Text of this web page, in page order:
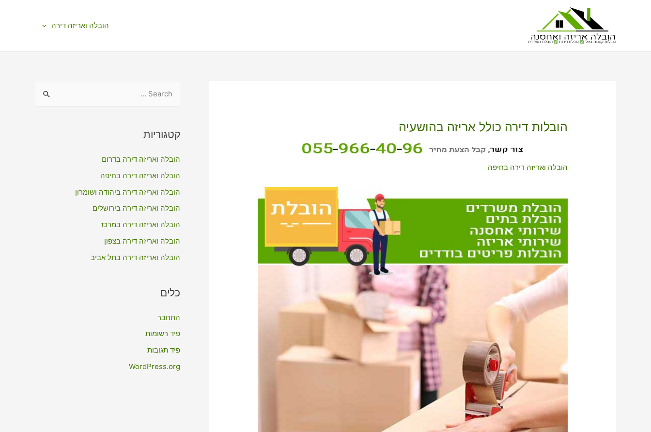
הובלות קטנות בזול הובלת דירות הובלת משרדים
הובלה ואריזה דירה
הובלות דירה כולל אריזה בהושעיה
הובלה ואריזה דירה בחיפה
r
h
f
o
קטגוריות
הובלה ואריזה דירה בדרום
הובלה ואריזה דירה בחיפה
הובלה ואריזה דירה ביהודה ושומרון
הובלה ואריזה דירה בירושלים
הובלה ואריזה דירה במרכז
הובלה ואריזה דירה בצפון
הובלה ואריזה דירה בתל אביב
כלים
התחבר
פיד רשומות
פיד תגובות
WordPress.org